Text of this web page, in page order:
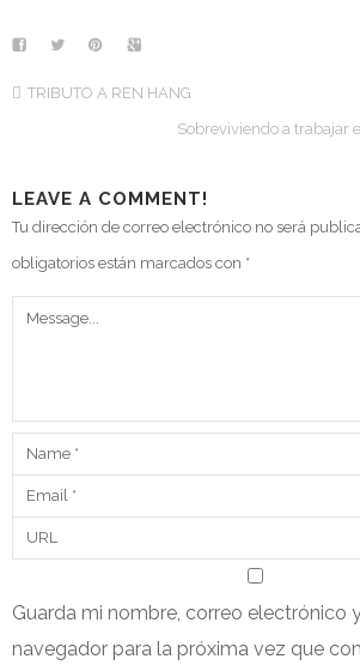
TRIBUTO A REN HANG
Sobreviviendo a trabajar
LEAVE A COMMENT!
Tu dirección de correo electrónico no será
obligatorios están marcados con *
Guarda mi nombre, correo electrónico
navegador para la próxima vez que